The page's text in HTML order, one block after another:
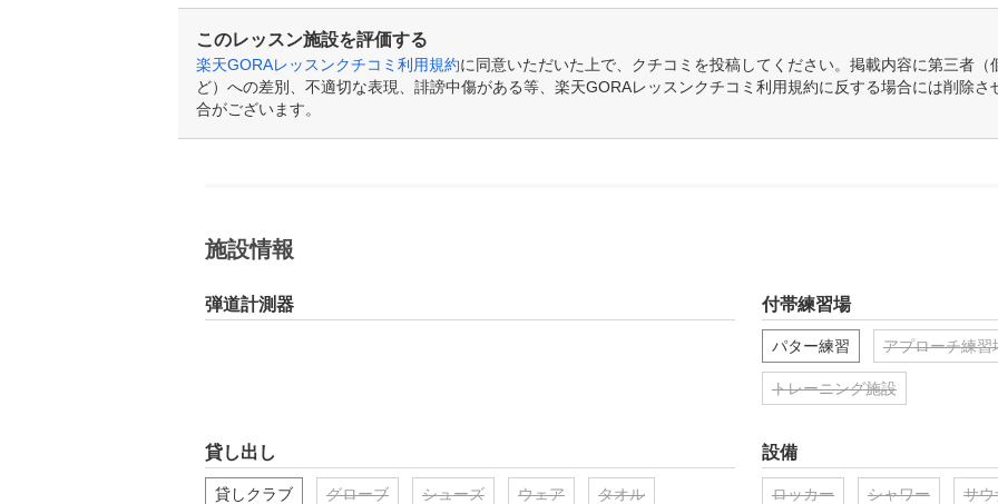
このレッスン施設を評価する
楽天GORAレッスンクチコミ利用規約に同意いただいた上で、クチコミを投稿してください。掲載内容に第三者（
ど）への差別、不適切な表現、誹謗中傷がある等、楽天GORAレッスンクチコミ利用規約に反する場合には削除さ
合がございます。
施設情報
弾道計測器 付帯練習場
パター練習 アプローチ練習
トレーニング施設
貸し出し
貸しクラブ グローブ シューズ ウェア タオル
設備
ロッカー シャワー サウ